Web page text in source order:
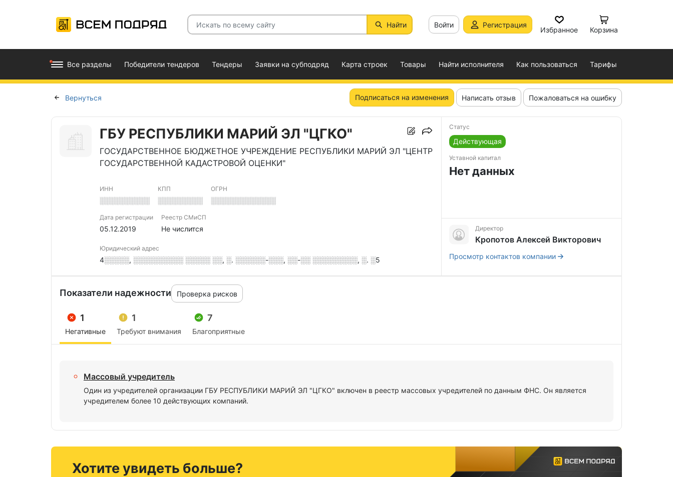
Найти Войти Регистрация
Избранное Корзина
Все разделы Победители тендеров Тендеры Заявки на субподряд Карта строек Товары Найти исполнителя Как пользоваться Тарифы
Вернуться Подписаться на изменения Написать отзыв Пожаловаться на ошибку
ГБУ РЕСПУБЛИКИ МАРИЙ ЭЛ "ЦГКО"
ГОСУДАРСТВЕННОЕ БЮДЖЕТНОЕ УЧРЕЖДЕНИЕ РЕСПУБЛИКИ МАРИЙ ЭЛ "ЦЕНТР
ГОСУДАРСТВЕННОЙ КАДАСТРОВОЙ ОЦЕНКИ"
ИНН
░░░░░░░░░░
КПП
░░░░░░░░░
ОГРН
░░░░░░░░░░░░░
Дата регистрации
05.12.2019
Реестр СМиСП
Не числится
Юридический адрес
4░░░░░, ░░░░░░░░░░ ░░░░░ ░░, ░. ░░░░░░-░░░, ░░-░░ ░░░░░░░░░, ░. ░5
Статус
Действующая
Уставной капитал
Нет данных
Директор
Кропотов Алексей Викторович
Просмотр контактов компании
Показатели надежности Проверка рисков
1
Негативные
1
Требуют внимания
7
Благоприятные
Массовый учредитель
Один из учредителей организации ГБУ РЕСПУБЛИКИ МАРИЙ ЭЛ "ЦГКО" включен в реестр массовых учредителей по данным ФНС. Он является
учредителем более 10 действующих компаний.
Хотите увидеть больше?